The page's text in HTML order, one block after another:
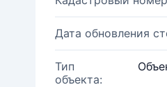
Дата обновления
Тип
объекта: